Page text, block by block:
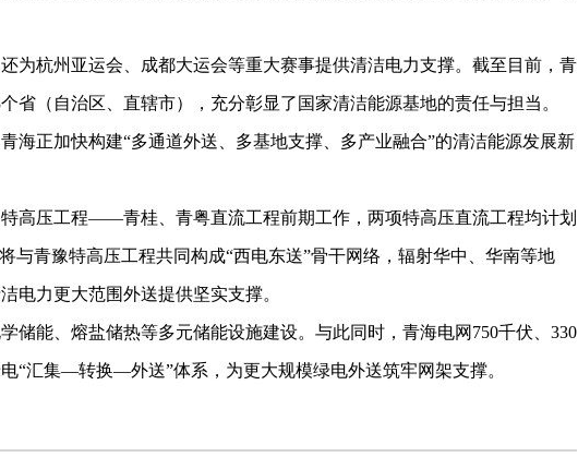
杭州亚运会、成都大运会等重大赛事提供清洁电力支撑。截至目前，青
省（自治区、直辖市），充分彰显了国家清洁能源基地的责任与担当。
正加快构建“多通道外送、多基地支撑、多产业融合”的清洁能源发展新
压工程——青桂、青粤直流工程前期工作，两项特高压直流工程均计划
与青豫特高压工程共同构成“西电东送”骨干网络，辐射华中、华南等地
电力更大范围外送提供坚实支撑。
能、熔盐储热等多元储能设施建设。与此同时，青海电网750千伏、330
“汇集—转换—外送”体系，为更大规模绿电外送筑牢网架支撑。